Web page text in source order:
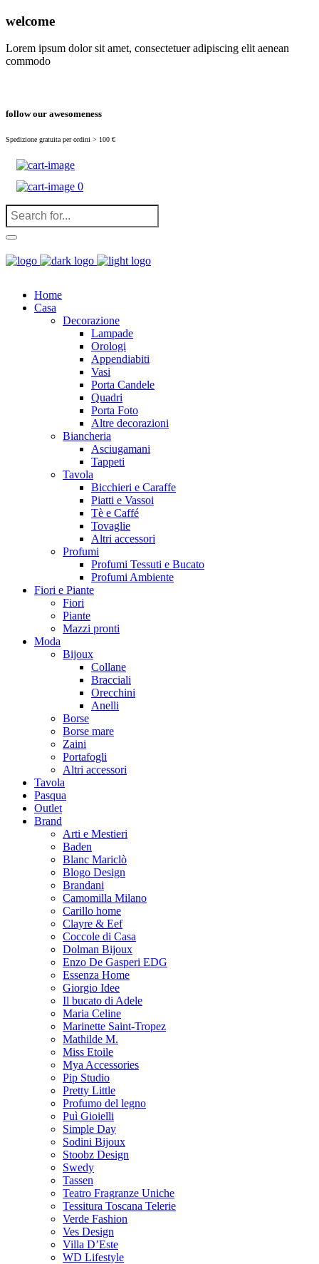
welcome
Lorem ipsum dolor sit amet, consectetuer adipiscing elit aenean
commodo
follow our awesomeness
Spedizione gratuita per ordini > 100 €
0
Home
Casa
Decorazione
Lampade
Orologi
Appendiabiti
Vasi
Porta Candele
Quadri
Porta Foto
Altre decorazioni
Biancheria
Asciugamani
Tappeti
Tavola
Bicchieri e Caraffe
Piatti e Vassoi
Tè e Caffé
Tovaglie
Altri accessori
Profumi
Profumi Tessuti e Bucato
Profumi Ambiente
Fiori e Piante
Fiori
Piante
Mazzi pronti
Moda
Bijoux
Collane
Bracciali
Orecchini
Anelli
Borse
Borse mare
Zaini
Portafogli
Altri accessori
Tavola
Pasqua
Outlet
Brand
Arti e Mestieri
Baden
Blanc Mariclò
Blogo Design
Brandani
Camomilla Milano
Carillo home
Clayre & Eef
Coccole di Casa
Dolman Bijoux
Enzo De Gasperi EDG
Essenza Home
Giorgio Idee
Il bucato di Adele
Maria Celine
Marinette Saint-Tropez
Mathilde M.
Miss Etoile
Mya Accessories
Pip Studio
Pretty Little
Profumo del legno
Puì Gioielli
Simple Day
Sodini Bijoux
Stoobz Design
Swedy
Tassen
Teatro Fragranze Uniche
Tessitura Toscana Telerie
Verde Fashion
Ves Design
Villa D’Este
WD Lifestyle